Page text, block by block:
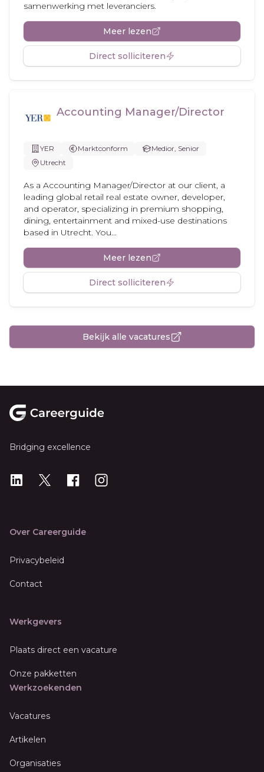
samenwerking met leveranciers.
Meer lezen
Direct solliciteren
Accounting Manager/Director
YER Marktconform
Medior, Senior
Utrecht
As a Accounting Manager/Director at our client, a
leading global retail real estate owner, developer,
and operator, specializing in premium shopping,
dining, entertainment and mixed-use destinations
based in Utrecht. You...
Meer lezen
Direct solliciteren
Bekijk alle vacatures
Bridging excellence
LinkedIn
X Instagram
Over Careerguide
Privacybeleid
Contact
Werkgevers
Plaats direct een vacature
Onze pakketten
Werkzoekenden
Vacatures
Artikelen
Organisaties